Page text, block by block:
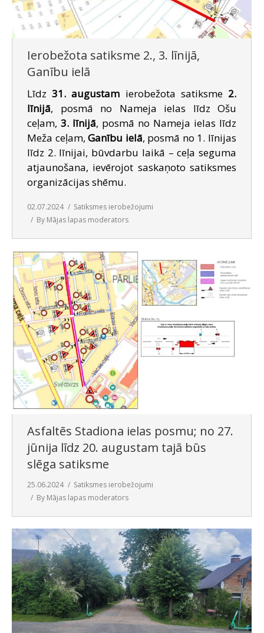
SAZIŅA
Ierobežota satiksme 2., 3. līnijā,
Ganību ielā
Līdz31. augustam ierobežota satiksme 2.
līnijā, posmā no Nameja ielas līdz Ošu
ceļam, 3. līnijā, posmā no Nameja ielas līdz
Meža ceļam,Ganību ielā, posmā no 1. līnijas
līdz 2. līnijai, būvdarbu laikā – ceļa seguma
atjaunošana, ievērojot saskaņoto satiksmes
organizācijas shēmu.
02.07.2024
Satiksmes ierobežojumi
By Mājas lapas moderators
Asfaltēs Stadiona ielas posmu; no 27.
jūnija līdz 20. augustam tajā būs
slēga satiksme
25.06.2024
Satiksmes ierobežojumi
By Mājas lapas moderators